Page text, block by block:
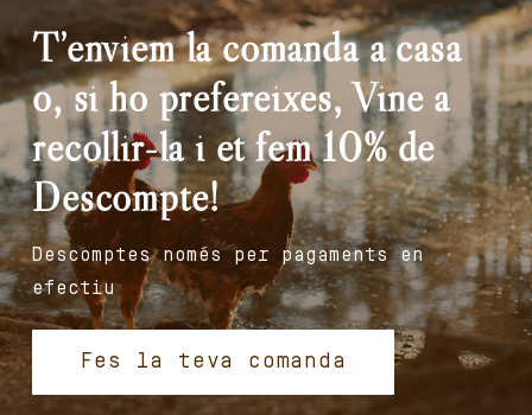
T’enviem la comanda a casa
o, si ho prefereixes, Vine a
recollir-la i et fem 10% de
Descompte!
Descomptes només per pagaments en
efectiu
Fes la teva comanda